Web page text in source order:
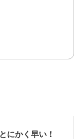
にかく早い！